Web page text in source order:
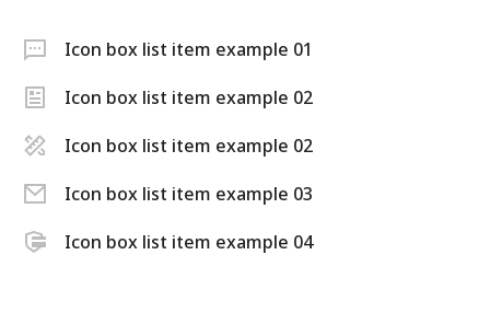
Icon box list item example 01
Icon box list item example 02
Icon box list item example 02
Icon box list item example 03
Icon box list item example 04